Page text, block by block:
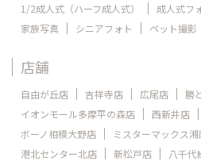
1/2成人式（ハーフ成人式）
成人式フ
家族写真
シニアフォト ペット撮影
店舗
自由が丘店 吉祥寺店 広尾店
勝
イオンモール多摩平の森店
西新井店
ボーノ相模大野店
ミスターマックス
港北センター北店
新松戸店 八千代